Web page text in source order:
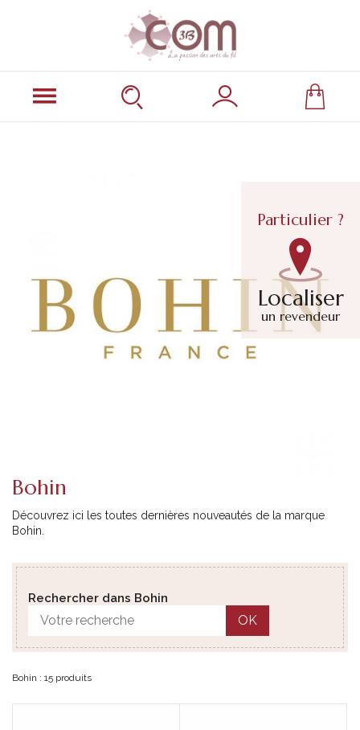
Particulier ?
Localiser
un revendeur
Bohin
Découvrez ici les toutes dernières nouveautés de la marque
Bohin.
Rechercher dans Bohin
OK
Bohin : 15 produits